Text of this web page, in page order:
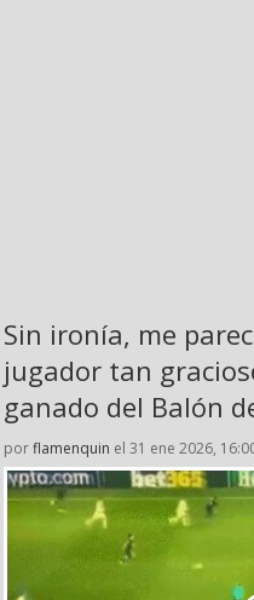
Sin ironía, me
jugador tan
ganado del Balón
porflamenquin el 31 ene 2026,